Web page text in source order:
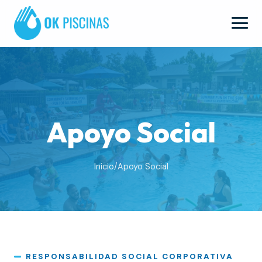
Apoyo Social
Inicio/Apoyo Social
RESPONSABILIDAD SOCIAL CORPORATIVA